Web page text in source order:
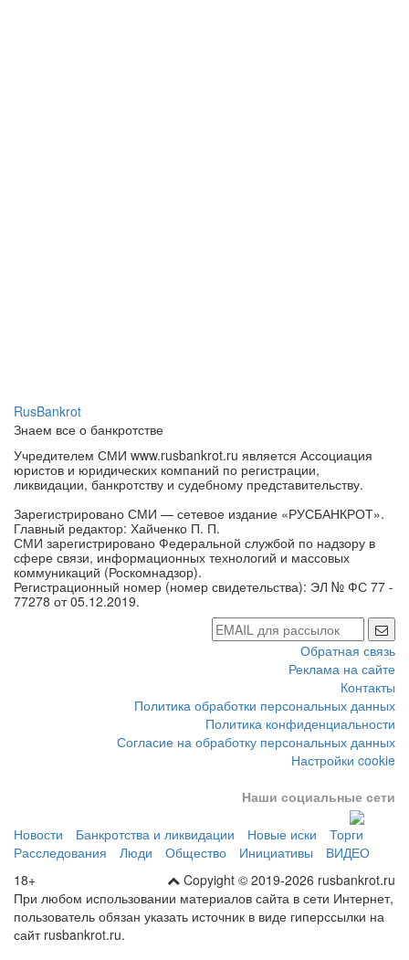
RusBankrot
Знаем все о банкротстве
Учредителем СМИ www.rusbankrot.ru является Ассоциация
юристов и юридических компаний по регистрации,
ликвидации, банкротству и судебному представительству.
Зарегистрировано СМИ — сетевое издание «РУСБАНКРОТ».
Главный редактор: Хайченко П. П.
СМИ зарегистрировано Федеральной службой по надзору в
сфере связи, информационных технологий и массовых
коммуникаций (Роскомнадзор).
Регистрационный номер (номер свидетельства): ЭЛ № ФС 77 -
77278 от 05.12.2019.
Обратная связь
Реклама на сайте
Контакты
Политика обработки персональных данных
Политика конфиденциальности
Согласие на обработку персональных данных
Настройки cookie
Наши социальные сети
Новости Банкротства и ликвидации Новые иски
Торги
Расследования
Люди Общество Инициативы
ВИДЕО
Copyight © 2019-2026 rusbankrot.ru
18+
При любом использовании материалов сайта в сети Интернет,
пользователь обязан указать источник в виде гиперссылки на
сайт rusbankrot.ru.